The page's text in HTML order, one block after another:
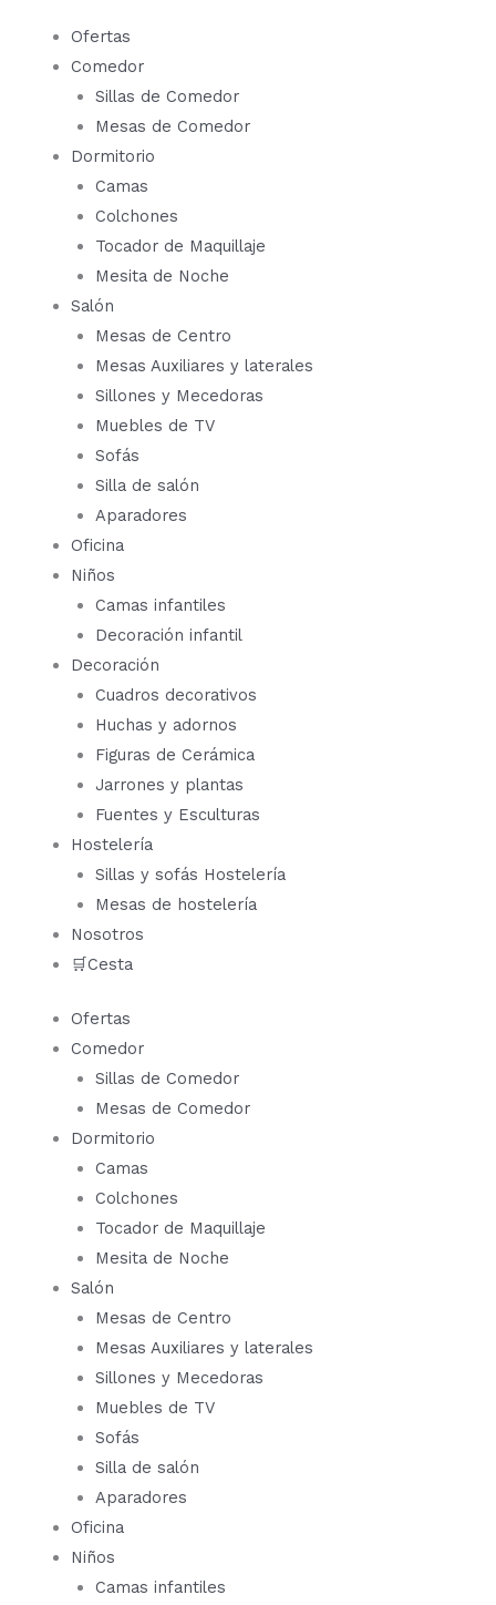
contenido
Ofertas
Comedor
Sillas de Comedor
Mesas de Comedor
Dormitorio
Camas
Colchones
Tocador de Maquillaje
Mesita de Noche
Salón
Mesas de Centro
Mesas Auxiliares y laterales
Sillones y Mecedoras
Muebles de TV
Sofás
Silla de salón
Aparadores
Oficina
Niños
Camas infantiles
Decoración infantil
Decoración
Cuadros decorativos
Huchas y adornos
Figuras de Cerámica
Jarrones y plantas
Fuentes y Esculturas
Hostelería
Sillas y sofás Hostelería
Mesas de hostelería
Nosotros
🛒Cesta
Ofertas
Comedor
Sillas de Comedor
Mesas de Comedor
Dormitorio
Camas
Colchones
Tocador de Maquillaje
Mesita de Noche
Salón
Mesas de Centro
Mesas Auxiliares y laterales
Sillones y Mecedoras
Muebles de TV
Sofás
Silla de salón
Aparadores
Oficina
Niños
Camas infantiles